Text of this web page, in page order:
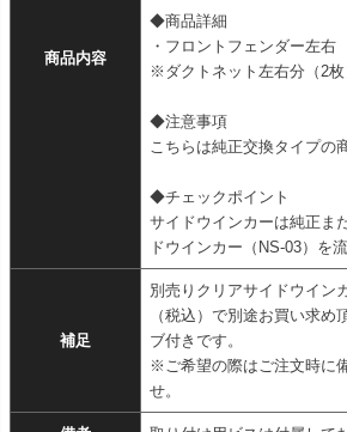
商品内容
◆商品詳細
・フロントフェンダー左
※ダクトネット左右分（2枚
◆注意事項
こちらは純正交換タイプの
◆チェックポイント
サイドウインカーは純正ま
ドウインカー（NS-03）を
補足
別売りクリアサイドウイン
（税込）で別途お買い求
ブ付きです。
※ご希望の際はご注文時に
せ。